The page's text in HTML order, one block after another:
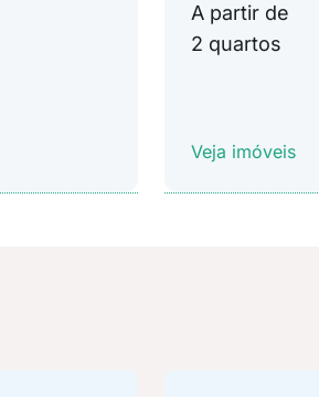
A partir de
2 quartos
Veja imóveis